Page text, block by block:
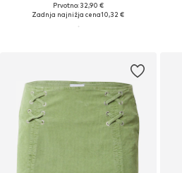
Prvotno: 32,90 €
Zadnja najnižja cena10,32 €